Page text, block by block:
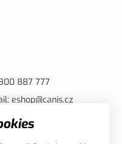
887 777
eshop@canis.cz